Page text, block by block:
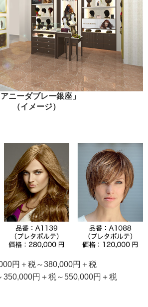
アニーダブレー銀座」
（イメージ）
円＋税～380,000円＋税
350,000円＋税～550,000円＋税